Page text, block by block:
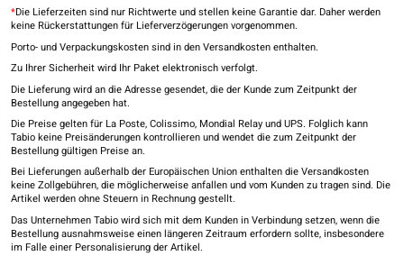
*Die Lieferzeiten sind nur Richtwerte und stellen keine Garantie dar. Daher werden
keine Rückerstattungen für Lieferverzögerungen vorgenommen.
Porto- und Verpackungskosten sind in den Versandkosten enthalten.
Zu Ihrer Sicherheit wird Ihr Paket elektronisch verfolgt.
Die Lieferung wird an die Adresse gesendet, die der Kunde zum Zeitpunkt der
Bestellung angegeben hat.
Die Preise gelten für La Poste, Colissimo, Mondial Relay und UPS. Folglich kann
Tabio keine Preisänderungen kontrollieren und wendet die zum Zeitpunkt der
Bestellung gültigen Preise an.
Bei Lieferungen außerhalb der Europäischen Union enthalten die Versandkosten
keine Zollgebühren, die möglicherweise anfallen und vom Kunden zu tragen sind. Die
Artikel werden ohne Steuern in Rechnung gestellt.
Das Unternehmen Tabio wird sich mit dem Kunden in Verbindung setzen, wenn die
Bestellung ausnahmsweise einen längeren Zeitraum erfordern sollte, insbesondere
im Falle einer Personalisierung der Artikel.